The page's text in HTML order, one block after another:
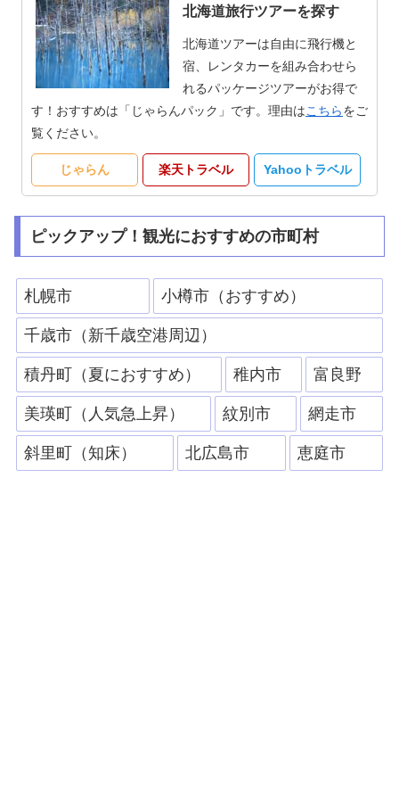
北海道旅行ツアーを探す
北海道ツアーは自由に飛行機と
宿、レンタカーを組み合わせら
れるパッケージツアーがお得で
す！おすすめは「じゃらんパック」です。理由はこちらをご
覧ください。
じゃらん 楽天トラベル Yahooトラベル
ピックアップ！観光におすすめの市町村
札幌市 小樽市（おすすめ）
千歳市（新千歳空港周辺）
積丹町（夏におすすめ） 稚内市 富良野
美瑛町（人気急上昇） 紋別市 網走市
斜里町（知床） 北広島市 恵庭市